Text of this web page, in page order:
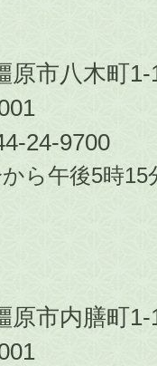
市八木町1-
24-9700
ら午後5時
市内膳町1-